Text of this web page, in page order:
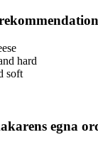
hard
soft
egna